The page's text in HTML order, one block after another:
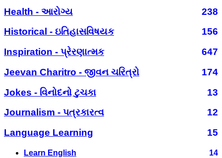
Health - આરોગ્ય
238
Historical - ઇતિહાસવિષયક
156
Inspiration - પ્રેરણાત્મક
647
Jeevan Charitro - જીવન ચરિત્રો
174
Jokes - વિનોદનો ટુચકા
13
Journalism - પત્રકારત્વ
12
Language Learning
15
Learn English 14